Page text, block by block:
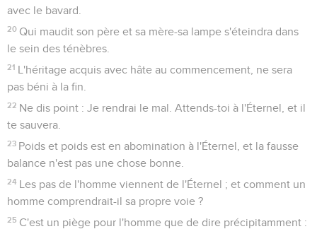
avec le bavard.
20 Qui maudit son père et sa mère-sa lampe s'éteindra dans
le sein des ténèbres.
21 L'héritage acquis avec hâte au commencement, ne sera
pas béni à la fin.
22 Ne dis point : Je rendrai le mal. Attends-toi à l'Éternel, et il
te sauvera.
23 Poids et poids est en abomination à l'Éternel, et la fausse
balance n'est pas une chose bonne.
24 Les pas de l'homme viennent de l'Éternel ; et comment un
homme comprendrait-il sa propre voie ?
25 C'est un piège pour l'homme que de dire précipitamment :